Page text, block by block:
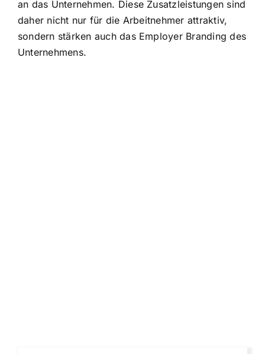
an das Unternehmen. Diese Zusatzleistungen sind
daher nicht nur für die Arbeitnehmer attraktiv,
sondern stärken auch das Employer Branding des
Unternehmens.